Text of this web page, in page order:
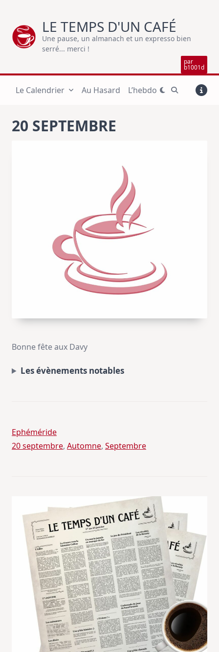
content
LE TEMPS D'UN CAFÉ
Une pause, un almanach et un expresso bien
serré... merci !
par
b1001d
Le Calendrier Au Hasard L’hebdo
20 SEPTEMBRE
Bonne fête aux Davy
Les évènements notables
Ephéméride
20 septembre, Automne, Septembre